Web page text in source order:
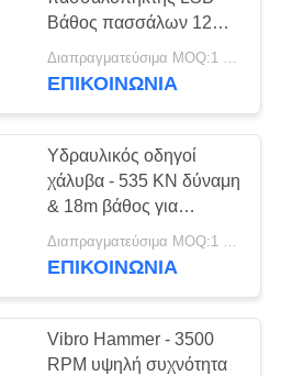
σωρών
38
Drive
σωρών
30
Βάθος πασσάλων 12
μέτρα & Εργασίες
κατασκευής υψηλής
ΕΠΙΚΟΙΝΩΝΙΑ
Υδραυλικός οδηγοί
χάλυβα - 535 KN δύναμη
& 18m βάθος για
εξορυκτικούς
μηχανισμούς
Διαπραγματεύσιμα MOQ:1 ΣΥΝΟΛΟ
ΕΠΙΚΟΙΝΩΝΙΑ
Vibro Hammer - 3500
RPM υψηλή συχνότητα